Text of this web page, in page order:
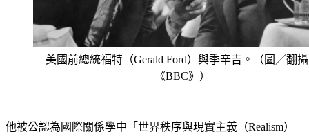
美國前總統福特（Gerald Ford）與季辛吉。（圖／翻
《BBC》）
的權力平衡（Balance of power）大師」，1969到1977年間，倡